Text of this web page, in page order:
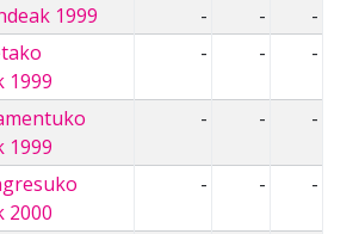
1999 - -
-
1999
- - -
1999
- - -
2000
- - -